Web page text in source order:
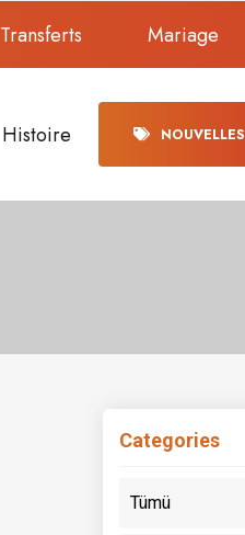
Transferts Mariage
Histoire NOUVELLES
Categories
Tümü